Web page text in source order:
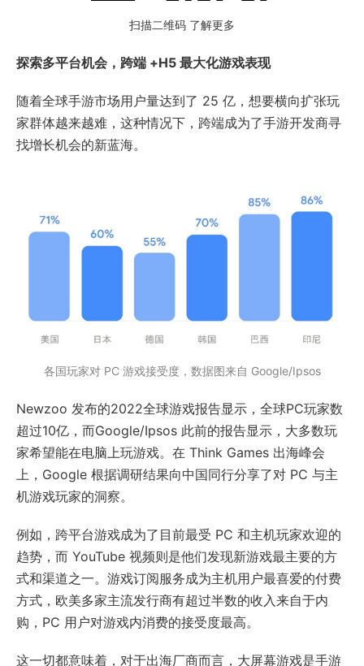
扫描二维码 了解更多
探索多平台机会，跨端 +H5 最大化游戏表现
随着全球手游市场用户量达到了 25 亿，想要横向扩张玩
家群体越来越难，这种情况下，跨端成为了手游开发商寻
找增长机会的新蓝海。
各国玩家对 PC 游戏接受度，数据图来自 Google/Ipsos
Newzoo 发布的2022全球游戏报告显示，全球PC玩家数
超过10亿，而Google/Ipsos 此前的报告显示，大多数玩
家希望能在电脑上玩游戏。在 Think Games 出海峰会
上，Google 根据调研结果向中国同行分享了对 PC 与主
机游戏玩家的洞察。
例如，跨平台游戏成为了目前最受 PC 和主机玩家欢迎的
趋势，而 YouTube 视频则是他们发现新游戏最主要的方
式和渠道之一。游戏订阅服务成为主机用户最喜爱的付费
方式，欧美多家主流发行商有超过半数的收入来自于内
购，PC 用户对游戏内消费的接受度最高。
这一切都意味着，对于出海厂商而言，大屏幕游戏是手游